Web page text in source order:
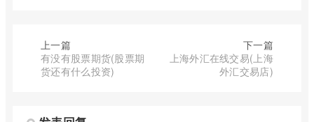
上一篇
有没有股票期货(股票期
货还有什么投资)
下一篇
上海外汇在线交易(上海
外汇交易店)